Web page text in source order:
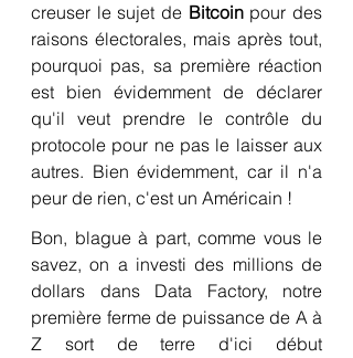
creuser le sujet de Bitcoin pour des
raisons électorales, mais après tout,
pourquoi pas, sa première réaction
est bien évidemment de déclarer
qu'il veut prendre le contrôle du
protocole pour ne pas le laisser aux
autres. Bien évidemment, car il n'a
peur de rien, c'est un Américain !
Bon, blague à part, comme vous le
savez, on a investi des millions de
dollars dans Data Factory, notre
première ferme de puissance de A à
Z sort de terre d'ici début